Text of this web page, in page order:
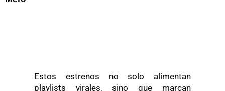
Estos estrenos no solo alimentan
playlists virales, sino que marcan